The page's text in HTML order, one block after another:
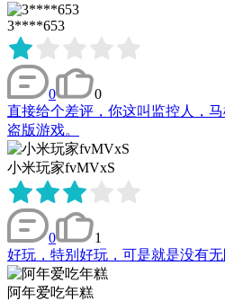
3****653
0
0
直接给个差评，你这叫监控人，
盗版游戏。
小米玩家fvMVxS
0
1
好玩，特别好玩，可是就是没有
阿年爱吃年糕